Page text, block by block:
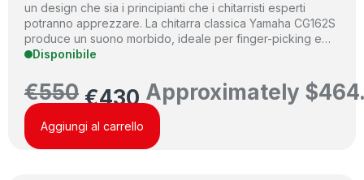
un design che sia i principianti che i chitarristi esperti
potranno apprezzare. La chitarra classica Yamaha CG162S
produce un suono morbido, ideale per finger-picking e…
Disponibile
€550 €430 Approximately $
Aggiungi al carrello